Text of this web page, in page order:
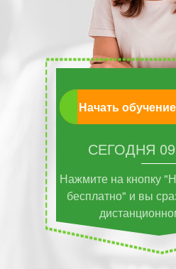
Начать
СЕГОДНЯ
Нажмите на кнопку
бесплатно" и вы